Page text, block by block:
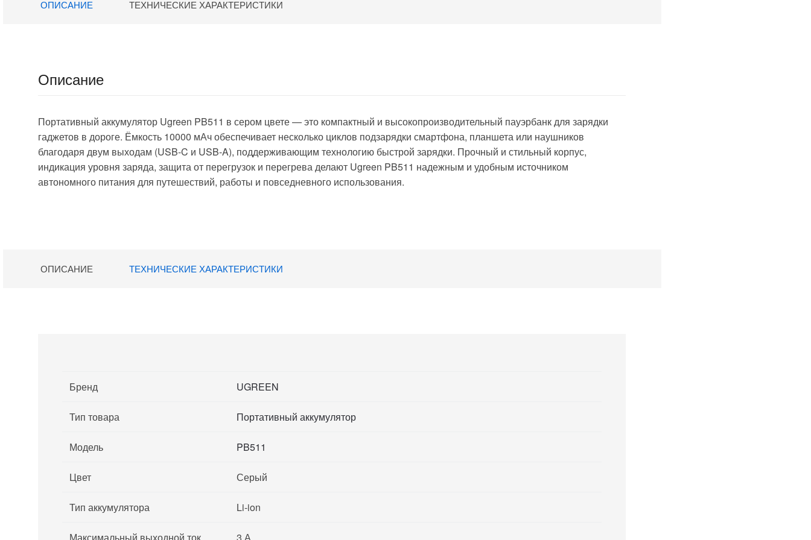
LPB01ZM
(VXN4254GL)
ОПИСАНИЕ ТЕХНИЧЕСКИЕ ХАРАКТЕРИСТИКИ
Описание
Портативный аккумулятор Ugreen PB511 в сером цвете — это компактный и высокопроизводительный пауэрбанк для зарядки
гаджетов в дороге. Ёмкость 10000 мАч обеспечивает несколько циклов подзарядки смартфона, планшета или наушников
благодаря двум выходам (USB-C и USB-A), поддерживающим технологию быстрой зарядки. Прочный и стильный корпус,
индикация уровня заряда, защита от перегрузок и перегрева делают Ugreen PB511 надежным и удобным источником
автономного питания для путешествий, работы и повседневного использования.
ОПИСАНИЕ ТЕХНИЧЕСКИЕ ХАРАКТЕРИСТИКИ
Бренд UGREEN
Тип товара Портативный аккумулятор
Модель PB511
Цвет Серый
Тип аккумулятора Li-ion